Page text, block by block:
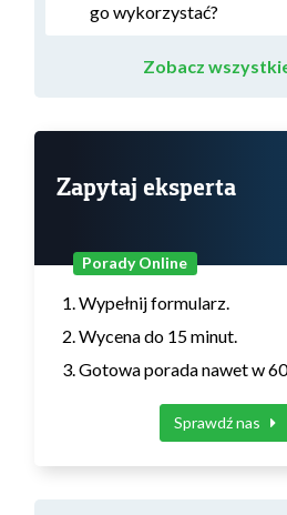
go wykorzystać?
Zobacz
Zapytaj eksperta
Porady Online
Wypełnij formularz.
Wycena do 15 minut.
Gotowa porada nawet w
Sprawdź nas